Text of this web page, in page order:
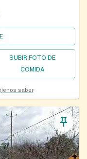
SUBIR FOTO DE
COMIDA
saber